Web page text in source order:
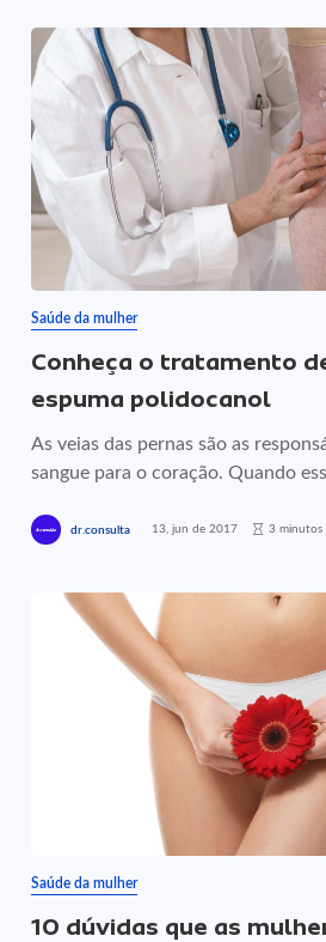
Saúde da mulher
Conheça o tratamento
espuma polidocanol
As veias das pernas são as
sangue para o coração. Quando
dr.consulta 13, jun de 2017 3 minutos
Saúde da mulher
10 dúvidas que as